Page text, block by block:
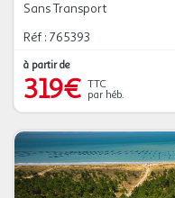
Sans Transport
Réf : 765393
à partir de
319€ TTC
par héb.